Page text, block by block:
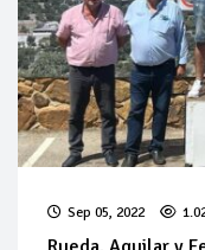
Sep 05, 2022